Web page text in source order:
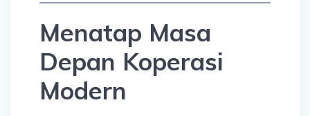
Menatap Masa
Depan Koperasi
Modern